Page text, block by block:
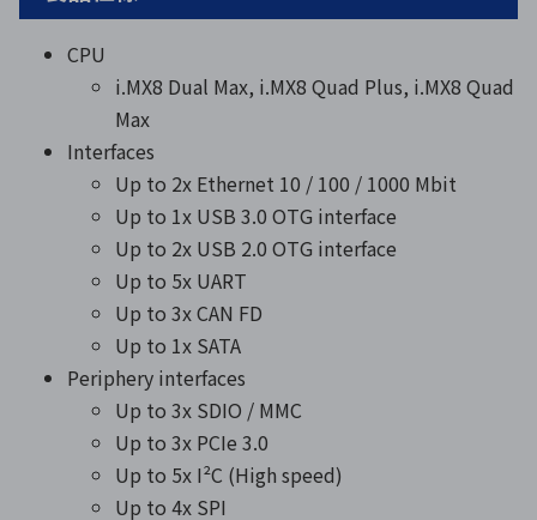
CPU
i.MX8 Dual Max, i.MX8 Quad Plus, i.MX8 Quad
Max
Interfaces
Up to 2x Ethernet 10 / 100 / 1000 Mbit
Up to 1x USB 3.0 OTG interface
Up to 2x USB 2.0 OTG interface
Up to 5x UART
Up to 3x CAN FD
Up to 1x SATA
Periphery interfaces
Up to 3x SDIO / MMC
Up to 3x PCIe 3.0
Up to 5x I²C (High speed)
Up to 4x SPI